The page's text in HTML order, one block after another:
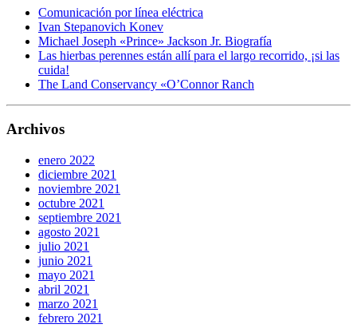
Comunicación por línea eléctrica
Ivan Stepanovich Konev
Michael Joseph «Prince» Jackson Jr. Biografía
Las hierbas perennes están allí para el largo recorrido, ¡si las
cuida!
The Land Conservancy «O’Connor Ranch
Archivos
enero 2022
diciembre 2021
noviembre 2021
octubre 2021
septiembre 2021
agosto 2021
julio 2021
junio 2021
mayo 2021
abril 2021
marzo 2021
febrero 2021